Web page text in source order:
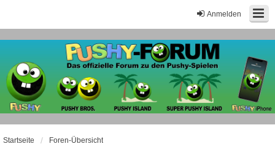
Anmelden
Startseite Foren-Übersicht